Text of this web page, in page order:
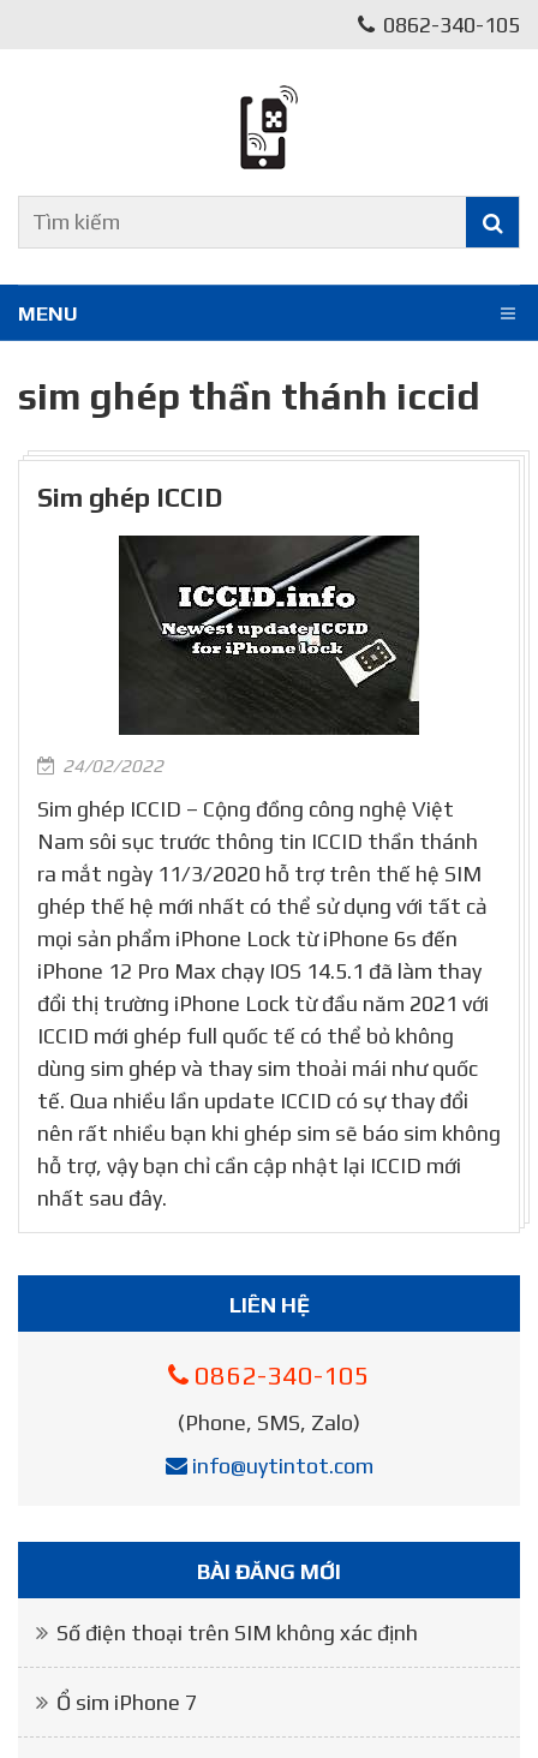
0862-340-105
MENU
sim ghép thần thánh iccid
Sim ghép ICCID
24/02/2022
Sim ghép ICCID – Cộng đồng công nghệ Việt
Nam sôi sục trước thông tin ICCID thần thánh
ra mắt ngày 11/3/2020 hỗ trợ trên thế hệ SIM
ghép thế hệ mới nhất có thể sử dụng với tất cả
mọi sản phẩm iPhone Lock từ iPhone 6s đến
iPhone 12 Pro Max chạy IOS 14.5.1 đã làm thay
đổi thị trường iPhone Lock từ đầu năm 2021 với
ICCID mới ghép full quốc tế có thể bỏ không
dùng sim ghép và thay sim thoải mái như quốc
tế. Qua nhiều lần update ICCID có sự thay đổi
nên rất nhiều bạn khi ghép sim sẽ báo sim không
hỗ trợ, vậy bạn chỉ cần cập nhật lại ICCID mới
nhất sau đây.
LIÊN HỆ
0862-340-105
(Phone, SMS, Zalo)
info@uytintot.com
BÀI ĐĂNG MỚI
Số điện thoại trên SIM không xác định
Ổ sim iPhone 7